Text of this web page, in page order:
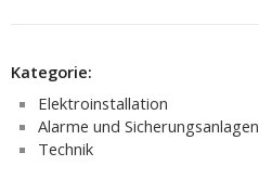
Kategorie:
Elektroinstallation
Alarme und Sicherungsanlagen
Technik